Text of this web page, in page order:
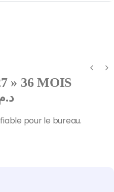
» 36 MOIS
pour le bureau.